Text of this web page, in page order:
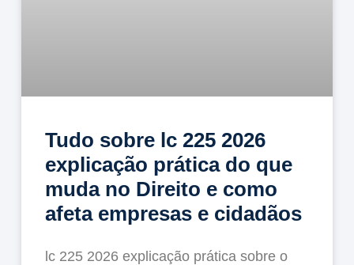
Tudo sobre lc 225 2026
explicação prática do que
muda no Direito e como
afeta empresas e cidadãos
lc 225 2026 explicação prática sobre o